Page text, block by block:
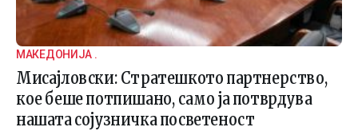
МАКЕДОНИЈА .
Мисајловски: Стратешкото партнерство,
кое беше потпишано, само ја потврдува
нашата сојузничка посветеност